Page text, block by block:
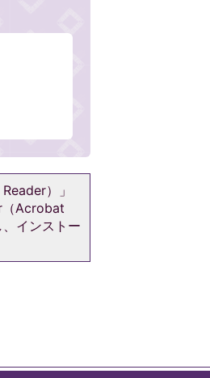
）」
（Acrobat
インストー